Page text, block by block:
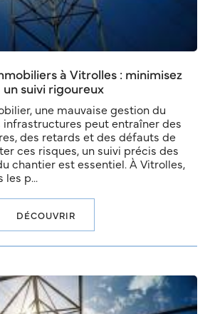
à Vitrolles : minimisez
suivi rigoureux
une mauvaise gestion du
peut entraîner des
des retards et des défauts de
ces risques, un suivi précis des
chantier est essentiel. À Vitrolles,
les p...
DÉCOUVRIR